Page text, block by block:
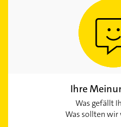
Ihre
Was gefällt
Was sollten wir